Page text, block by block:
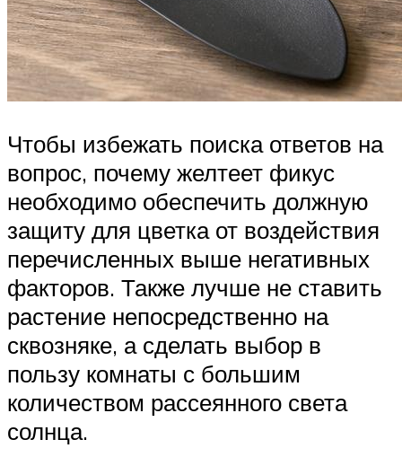
Чтобы избежать поиска ответов на
вопрос, почему желтеет фикус
необходимо обеспечить должную
защиту для цветка от воздействия
перечисленных выше негативных
факторов. Также лучше не ставить
растение непосредственно на
сквозняке, а сделать выбор в
пользу комнаты с большим
количеством рассеянного света
солнца.